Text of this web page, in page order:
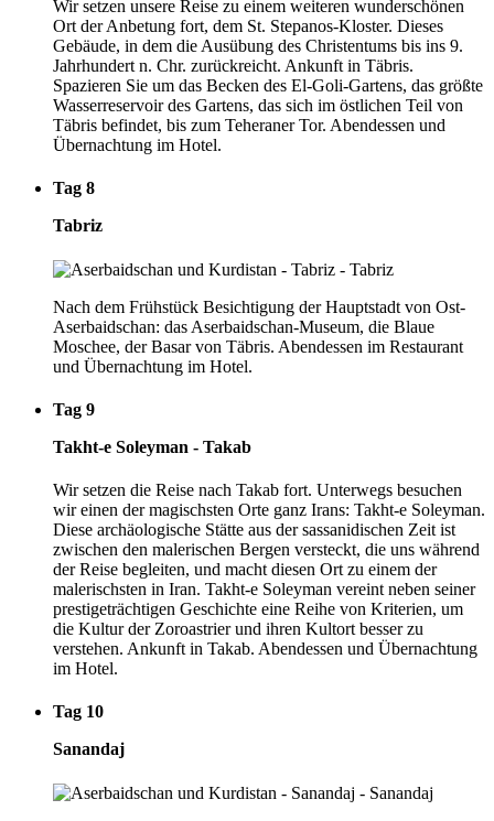
Wir setzen unsere Reise zu einem weiteren wunderschönen
Ort der Anbetung fort, dem St. Stepanos-Kloster. Dieses
Gebäude, in dem die Ausübung des Christentums bis ins 9.
Jahrhundert n. Chr. zurückreicht. Ankunft in Täbris.
Spazieren Sie um das Becken des El-Goli-Gartens, das größte
Wasserreservoir des Gartens, das sich im östlichen Teil von
Täbris befindet, bis zum Teheraner Tor. Abendessen und
Übernachtung im Hotel.
Tag 8
Tabriz
Nach dem Frühstück Besichtigung der Hauptstadt von Ost-
Aserbaidschan: das Aserbaidschan-Museum, die Blaue
Moschee, der Basar von Täbris. Abendessen im Restaurant
und Übernachtung im Hotel.
Tag 9
Takht-e Soleyman - Takab
Wir setzen die Reise nach Takab fort. Unterwegs besuchen
wir einen der magischsten Orte ganz Irans: Takht-e Soleyman.
Diese archäologische Stätte aus der sassanidischen Zeit ist
zwischen den malerischen Bergen versteckt, die uns während
der Reise begleiten, und macht diesen Ort zu einem der
malerischsten in Iran. Takht-e Soleyman vereint neben seiner
prestigeträchtigen Geschichte eine Reihe von Kriterien, um
die Kultur der Zoroastrier und ihren Kultort besser zu
verstehen. Ankunft in Takab. Abendessen und Übernachtung
im Hotel.
Tag 10
Sanandaj